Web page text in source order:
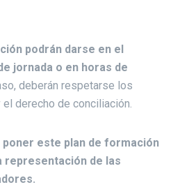
podrán darse en el
jornada o en horas de
deberán respetarse los
derecho de conciliación.
poner este plan de formación
representación de las